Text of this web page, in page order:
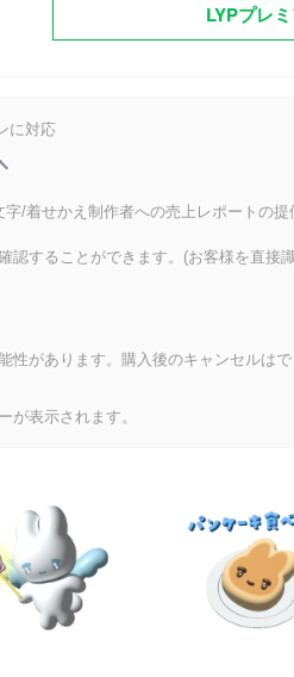
LYPプレ
に対応
/着せかえ制作者への売上レポートの
認することができます。(お客様を直接
性があります。購入後のキャンセルはで
が表示されます。